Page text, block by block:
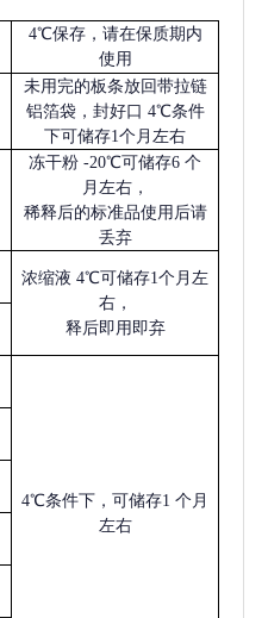
4℃保存，请在保质期内
使用
未用完的板条放回带拉链
铝箔袋，封好口 4℃条件
下可储存1个月左右
冻干粉 -20℃可储存6 个
月左右，
稀释后的标准品使用后请
丢弃
浓缩液 4℃可储存1个月左
右，
释后即用即弃
4℃条件下，可储存1 个月
左右